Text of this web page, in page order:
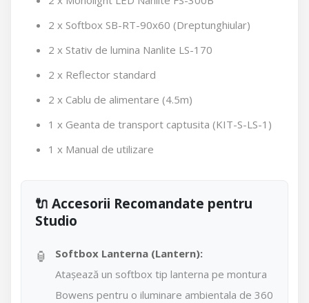
2 x Softbox SB-RT-90x60 (Dreptunghiular)
2 x Stativ de lumina Nanlite LS-170
2 x Reflector standard
2 x Cablu de alimentare (4.5m)
1 x Geanta de transport captusita (KIT-S-LS-1)
1 x Manual de utilizare
🔌 Accesorii Recomandate pentru
Studio
🏮
Softbox Lanterna (Lantern):
Atașează un softbox tip lanterna pe montura
Bowens pentru o iluminare ambientala de 360